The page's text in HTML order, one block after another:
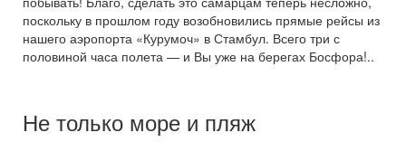
поскольку в прошлом году возобновились прямые рейсы из
нашего аэропорта «Курумоч» в Стамбул. Всего три с
половиной часа полета — и Вы уже на берегах Босфора!..
Не только море и пляж